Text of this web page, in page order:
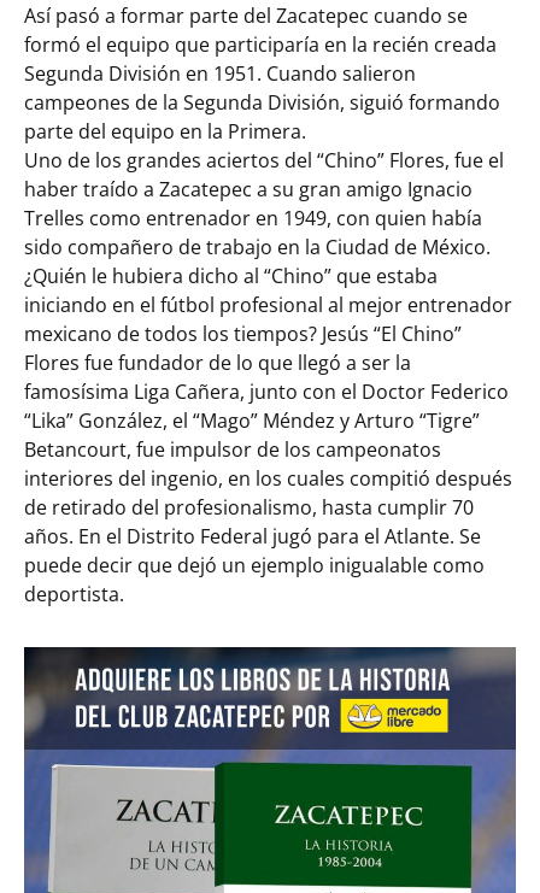
Así pasó a formar parte del Zacatepec cuando se
formó el equipo que participaría en la recién creada
Segunda División en 1951. Cuando salieron
campeones de la Segunda División, siguió formando
parte del equipo en la Primera.
Uno de los grandes aciertos del “Chino” Flores, fue el
haber traído a Zacatepec a su gran amigo Ignacio
Trelles como entrenador en 1949, con quien había
sido compañero de trabajo en la Ciudad de México.
¿Quién le hubiera dicho al “Chino” que estaba
iniciando en el fútbol profesional al mejor entrenador
mexicano de todos los tiempos? Jesús “El Chino”
Flores fue fundador de lo que llegó a ser la
famosísima Liga Cañera, junto con el Doctor Federico
“Lika” González, el “Mago” Méndez y Arturo “Tigre”
Betancourt, fue impulsor de los campeonatos
interiores del ingenio, en los cuales compitió después
de retirado del profesionalismo, hasta cumplir 70
años. En el Distrito Federal jugó para el Atlante. Se
puede decir que dejó un ejemplo inigualable como
deportista.